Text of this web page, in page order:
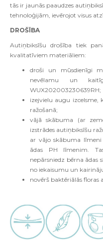
tās ir jaunās paaudzes
tehnoloģijām, ievērojot visus
DROŠĪBA
Autiņbiksīšu drošība tiek
kvalitatīviem materiāliem:
droši un mūsdienīgi
nevēlamu un
WUX202003230639RH;
izejvielu augu izcelsme,
ražošanā;
vājā skābuma (ar
izstrādes autiņbiksīšu
ar vājo skābuma
ādas PH līmenim.
nepārsniedz bērna ādas
no iekaisumu un
novērš baktēriālās floras